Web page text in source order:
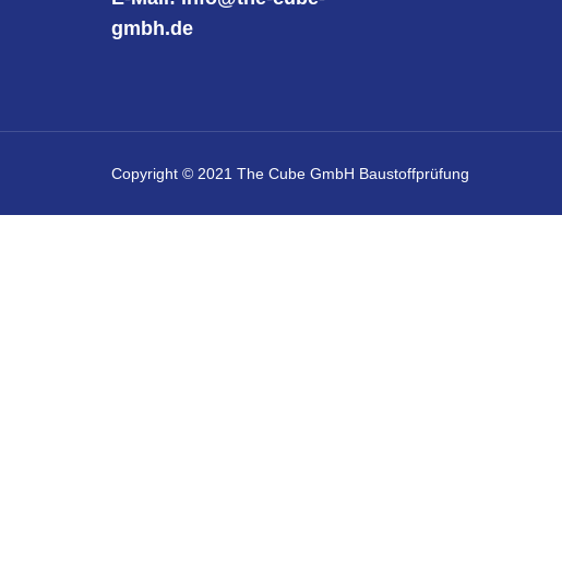
gmbh.de
Copyright © 2021 The Cube GmbH Baustoffprüfung